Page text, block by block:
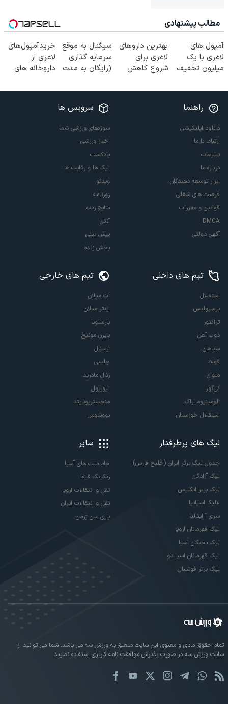
مطالب پیشنهادی
آمپول های
لاغری با یک
میلیون تخفیف
داروخانه های
معتبر
بهترین داروهای
لاغری برای
شروع کاهش
داروخانه های
سیگنال به موقع
سرمایه گذاری
(رایگان به مدت
خریدآمپول‌های
لاغری از
داروخانه های
فوری همراه با
راهنما
دانلود اپلیکیشن
ارتباط با ما
تبلیغات
درباره ما
ابزار توسعه دهندگان
فرصت های شغلی
قوانین و مقررات
DMCA
آگهی دولتی
سرویس ها
سوژه‌های ورزشی شما
اخبار ورزشی
پادکست
لیگ ها و رقابت ها
ویدئو
روزنامه
نتایج زنده
آنتن
پیش بینی
پخش زنده
تیم های داخلی
استقلال
پرسپولیس
تراکتور
ذوب آهن
سپاهان
فولاد
ملوان
گل‌گهر
آلومینیوم اراک
استقلال خوزستان
تیم های خارجی
آث میلان
اینتر میلان
بارسلونا
بایرن مونیخ
آرسنال
چلسی
رئال مادرید
لیورپول
منچستریونایتد
یوونتوس
لیگ های پرطرفدار
جدول لیگ برتر ایران (خلیج فارس)
لیگ آزادگان
لیگ برتر انگلیس
لالیگا اسپانیا
سری آ ایتالیا
لیگ قهرمانان اروپا
لیگ نخبگان آسیا
لیگ قهرمانان آسیا دو
لیگ برتر فوتسال
سایر
جام ملت های آسیا
رنکینگ فیفا
نقل و انتقالات اروپا
نقل و انتقالات ایران
پاری سن ژرمن
تمام حقوق مادی و معنوی این سایت متعلق به ورزش سه می باشد. شما می توانید از
سایت ورزش سه در صورت پذیرش موافقت نامه کاربری استفاده نمایید.